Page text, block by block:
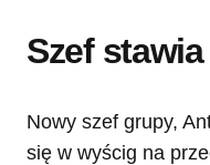
Szef
Nowy szef grupy,
się w wyścig na